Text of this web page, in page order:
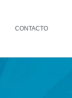
CONTACTO